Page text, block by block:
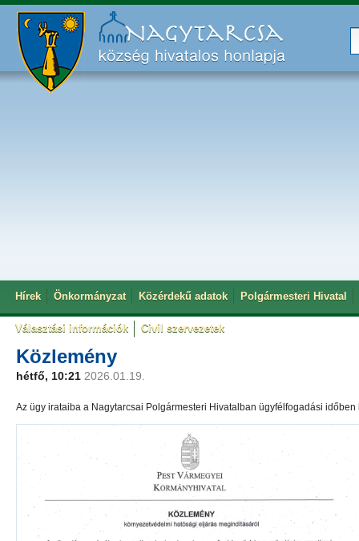
Hírek Önkormányzat Közérdekű adatok Polgármesteri Hivatal
Választási információk Civil szervezetek
Közlemény
hétfő, 10:21 2026.01.19.
Az ügy irataiba a Nagytarcsai Polgármesteri Hivatalban ügyfélfogadási időben